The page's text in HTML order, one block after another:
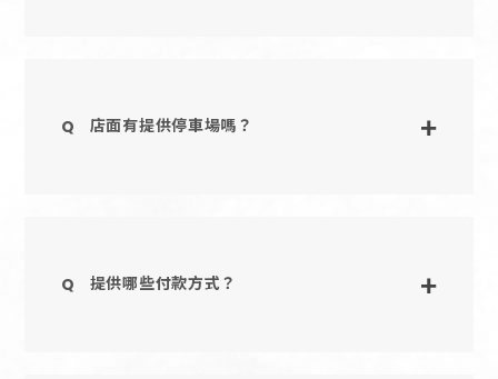
麥友開箱☃︎Pilke
店面有提供停車場嗎？
提供哪些付款方式？